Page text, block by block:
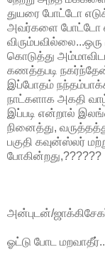
துயரை போட்டோ
அவர்களை போட்டோ
விரும்பவில்லை...ஒரு
கொடுத்து
கணத்தபடி
இப்போதம்
நாட்களாக அகதி
இப்படி என்றால்
நினைத்து,
பகுதி கவுன்ஸ்லர்
போகின்றது,??????
அன்புடன்/
ஓட்டு போட